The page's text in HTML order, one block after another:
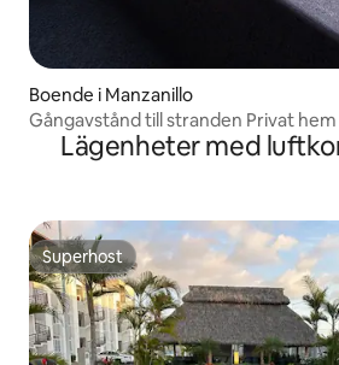
Boende i Manzanillo
Gångavstånd till stranden Privat
Lägenheter med
Superhost
Superhost